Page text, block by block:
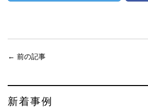
← 前の記事
新着事例